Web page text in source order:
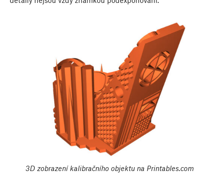
3D zobrazení kalibračního objektu na Printables.com